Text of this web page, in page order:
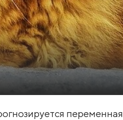
переменная